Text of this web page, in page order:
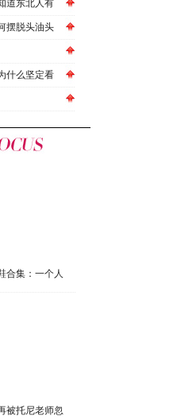
道东北人有
摆脱头油头
什么坚定看
合集：一个人
被托尼老师忽